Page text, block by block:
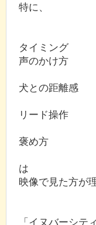
特に、
タイミング
声のかけ方
犬との距離感
リード操作
褒め方
は
映像で見た方が
「イヌバーシテ